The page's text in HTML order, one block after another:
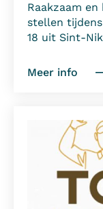
Raakzaam
stellen
18 uit Sint-
Meer info